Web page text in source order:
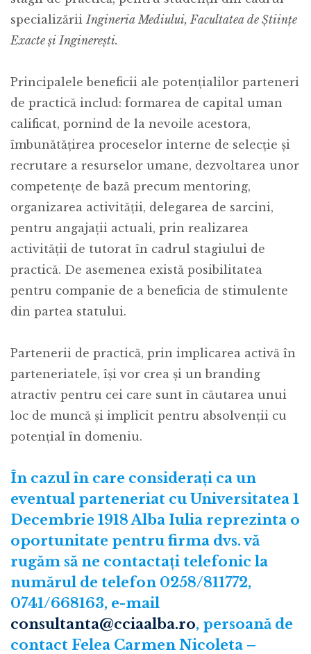
specializării Ingineria Mediului, Facultatea de Științe
Exacte și Inginerești.
Principalele beneficii ale potențialilor parteneri
de practică includ: formarea de capital uman
calificat, pornind de la nevoile acestora,
îmbunătățirea proceselor interne de selecție și
recrutare a resurselor umane, dezvoltarea unor
competențe de bază precum mentoring,
organizarea activității, delegarea de sarcini,
pentru angajații actuali, prin realizarea
activității de tutorat în cadrul stagiului de
practică. De asemenea există posibilitatea
pentru companie de a beneficia de stimulente
din partea statului.
Partenerii de practică, prin implicarea activă în
parteneriatele, îşi vor crea și un branding
atractiv pentru cei care sunt în căutarea unui
loc de muncă şi implicit pentru absolvenţii cu
potenţial în domeniu.
În cazul în care considerați ca un
eventual parteneriat cu Universitatea 1
Decembrie 1918 Alba Iulia reprezinta o
oportunitate pentru firma dvs. vă
rugăm să ne contactați telefonic la
numărul de telefon 0258/811772,
0741/668163, e-mail
consultanta@cciaalba.ro, persoană de
contact Felea Carmen Nicoleta –